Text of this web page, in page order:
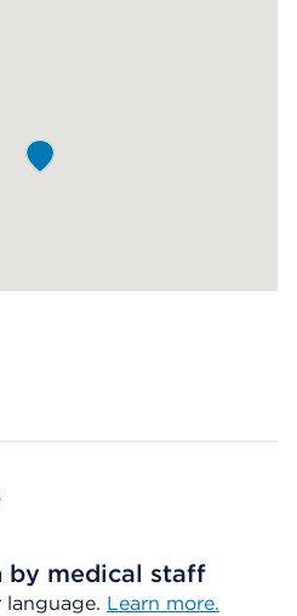
by medical staff
language. Learn more.